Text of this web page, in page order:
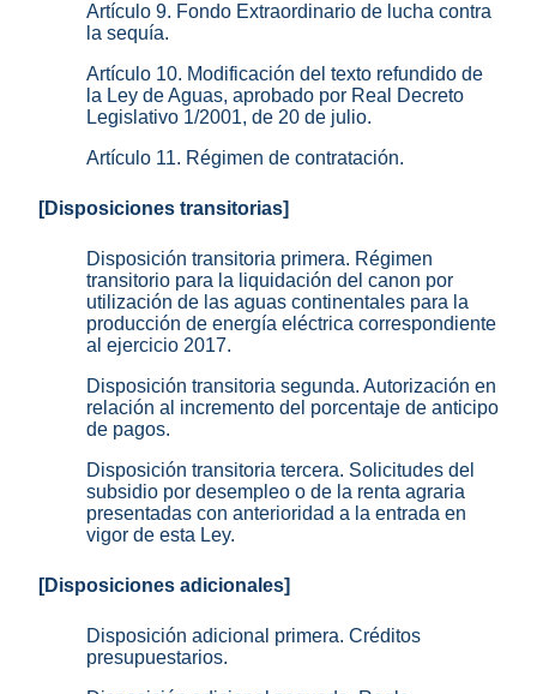
Artículo 9. Fondo Extraordinario de lucha contra
la sequía.
Artículo 10. Modificación del texto refundido de
la Ley de Aguas, aprobado por Real Decreto
Legislativo 1/2001, de 20 de julio.
Artículo 11. Régimen de contratación.
[Disposiciones transitorias]
Disposición transitoria primera. Régimen
transitorio para la liquidación del canon por
utilización de las aguas continentales para la
producción de energía eléctrica correspondiente
al ejercicio 2017.
Disposición transitoria segunda. Autorización en
relación al incremento del porcentaje de anticipo
de pagos.
Disposición transitoria tercera. Solicitudes del
subsidio por desempleo o de la renta agraria
presentadas con anterioridad a la entrada en
vigor de esta Ley.
[Disposiciones adicionales]
Disposición adicional primera. Créditos
presupuestarios.